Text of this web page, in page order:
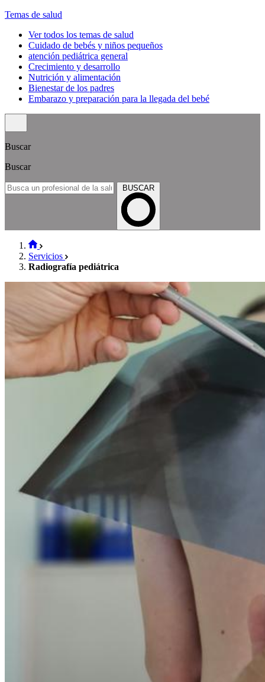
Temas de salud
Ver todos los temas de salud
Cuidado de bebés y niños pequeños
atención pediátrica general
Crecimiento y desarrollo
Nutrición y alimentación
Bienestar de los padres
Embarazo y preparación para la llegada del bebé
Buscar
Buscar
BUSCAR
Servicios
Radiografía pediátrica